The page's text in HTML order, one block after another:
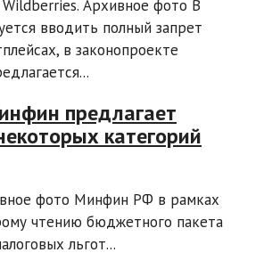
Архивное фото В
вводить полный запрет
в законопроекте
предлагает
категорий
фото Минфин РФ в рамках
чтению бюджетного пакета
льгот...